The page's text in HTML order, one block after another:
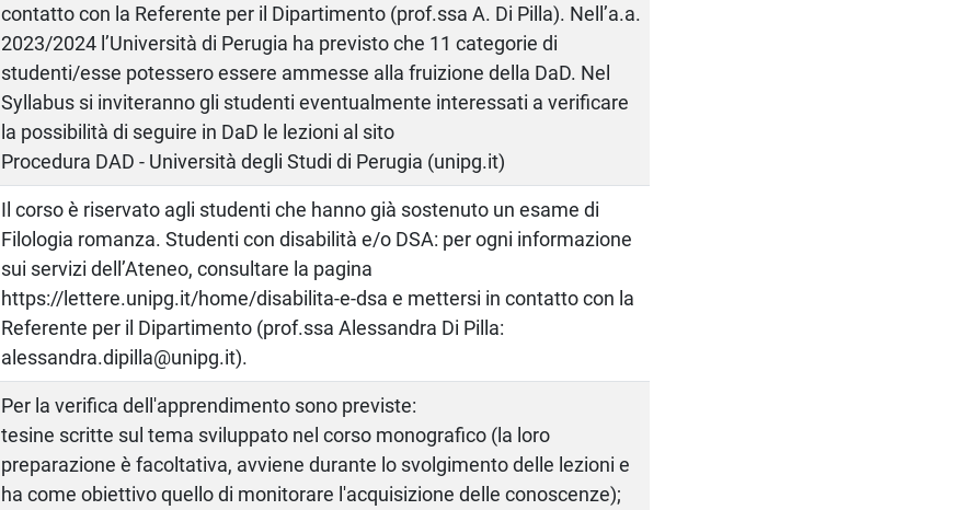
contatto con la Referente per il Dipartimento (prof.ssa A. Di Pilla). Nell’a.a.
2023/2024 l’Università di Perugia ha previsto che 11 categorie di
studenti/esse potessero essere ammesse alla fruizione della DaD. Nel
Syllabus si inviteranno gli studenti eventualmente interessati a verificare
la possibilità di seguire in DaD le lezioni al sito
Procedura DAD - Università degli Studi di Perugia (unipg.it)
Il corso è riservato agli studenti che hanno già sostenuto un esame di
Filologia romanza. Studenti con disabilità e/o DSA: per ogni informazione
sui servizi dell’Ateneo, consultare la pagina
https://lettere.unipg.it/home/disabilita-e-dsa e mettersi in contatto con la
Referente per il Dipartimento (prof.ssa Alessandra Di Pilla:
alessandra.dipilla@unipg.it).
Per la verifica dell'apprendimento sono previste:
tesine scritte sul tema sviluppato nel corso monografico (la loro
preparazione è facoltativa, avviene durante lo svolgimento delle lezioni e
ha come obiettivo quello di monitorare l'acquisizione delle conoscenze);